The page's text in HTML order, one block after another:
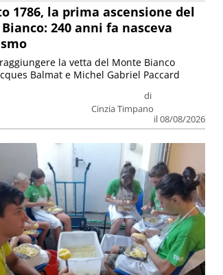
1786, la prima ascensione del
240 anni fa nasceva
di
Cinzia Timpano
il 08/08/2026
la vetta del Monte Bianco
Balmat e Michel Gabriel Paccard